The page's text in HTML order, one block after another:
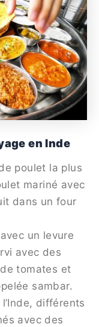
en Inde
poulet la plus
mariné avec
dans un four
un levure
avec des
tomates et
sambar.
différents
avec des